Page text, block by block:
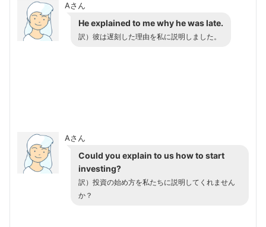
Aさん
He explained to me why he was late.
訳） 彼は遅刻した理由を私に説明しました。
Aさん
Could you explain to us how to start
investing?
訳） 投資の始め方を私たちに説明してくれません
か？